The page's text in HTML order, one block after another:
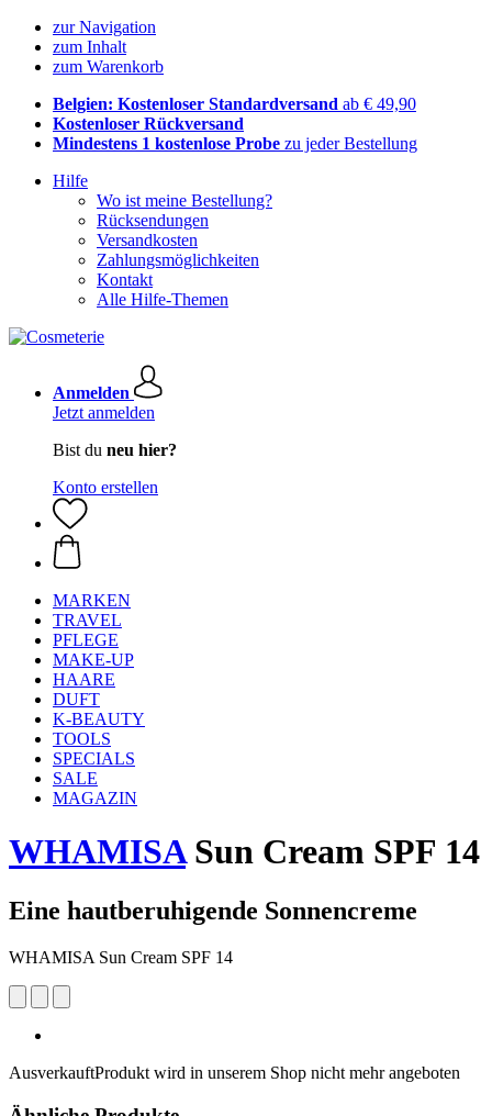
zur Navigation
zum Inhalt
zum Warenkorb
Belgien: Kostenloser Standardversand ab € 49,90
Kostenloser Rückversand
Mindestens 1 kostenlose Probe zu jeder Bestellung
Hilfe
Wo ist meine Bestellung?
Rücksendungen
Versandkosten
Zahlungsmöglichkeiten
Kontakt
Alle Hilfe-Themen
Anmelden
Jetzt anmelden
Bist du neu hier?
Konto erstellen
MARKEN
TRAVEL
PFLEGE
MAKE-UP
HAARE
DUFT
K-BEAUTY
TOOLS
SPECIALS
SALE
MAGAZIN
WHAMISASun Cream SPF 14
Eine hautberuhigende Sonnencreme
WHAMISA Sun Cream SPF 14
AusverkauftProdukt wird in unserem Shop nicht mehr angeboten